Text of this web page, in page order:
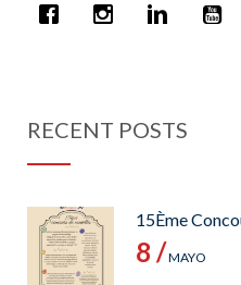
RECENT POSTS
15Ème
8 /MAYO